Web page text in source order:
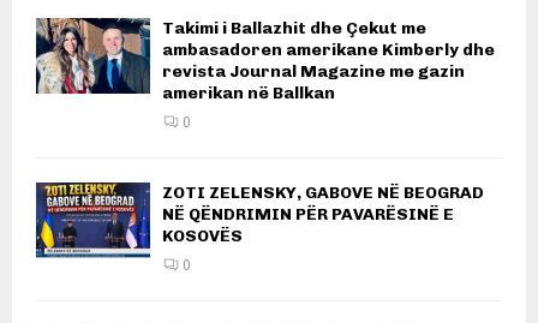
Takimi i Ballazhit dhe Çekut me
ambasadoren amerikane Kimberly dhe
revista Journal Magazine me gazin
amerikan në Ballkan
0
ZOTI ZELENSKY, GABOVE NË BEOGRAD
NË QËNDRIMIN PËR PAVARËSINË E
KOSOVËS
0